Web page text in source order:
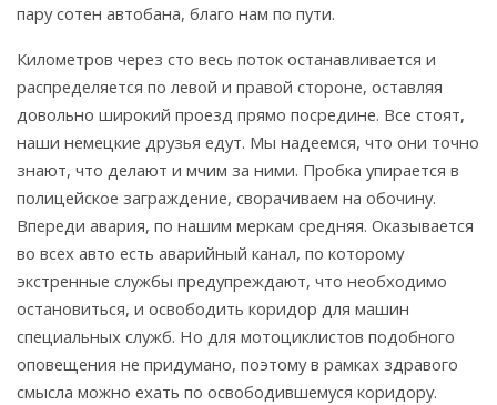
пару сотен автобана, благо нам по пути.
Километров через сто весь поток останавливается и
распределяется по левой и правой стороне, оставляя
довольно широкий проезд прямо посредине. Все стоят,
наши немецкие друзья едут. Мы надеемся, что они точно
знают, что делают и мчим за ними. Пробка упирается в
полицейское заграждение, сворачиваем на обочину.
Впереди авария, по нашим меркам средняя. Оказывается
во всех авто есть аварийный канал, по которому
экстренные службы предупреждают, что необходимо
остановиться, и освободить коридор для машин
специальных служб. Но для мотоциклистов подобного
оповещения не придумано, поэтому в рамках здравого
смысла можно ехать по освободившемуся коридору.